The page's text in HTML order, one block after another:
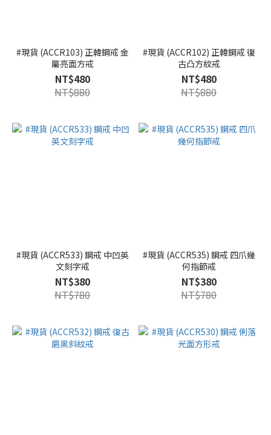
#現貨 (ACCR103) 正韓鋼戒 金
屬亮面方戒
NT$480
NT$880
#現貨 (ACCR102) 正韓鋼戒 復
古凸方紋戒
NT$480
NT$880
#現貨 (ACCR533) 鋼戒 中凹英
文刻字戒
NT$380
NT$780
#現貨 (ACCR535) 鋼戒 四爪幾
何指節戒
NT$380
NT$780